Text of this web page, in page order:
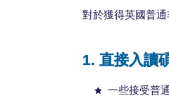
對於獲得英國普
1. 直接入讀
一些接受普